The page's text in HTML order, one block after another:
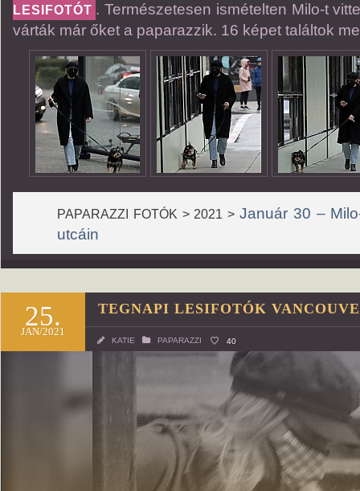
LESIFOTÓT . Természetesen ismételten Milo-t
várták már őket a paparazzik. 16 képet találtok
PAPARAZZI FOTÓK > 2021 >Január 30 –
utcáin
25.
JAN/2021
TEGNAPI LESIFOTÓK
KATIE PAPARAZZI 40